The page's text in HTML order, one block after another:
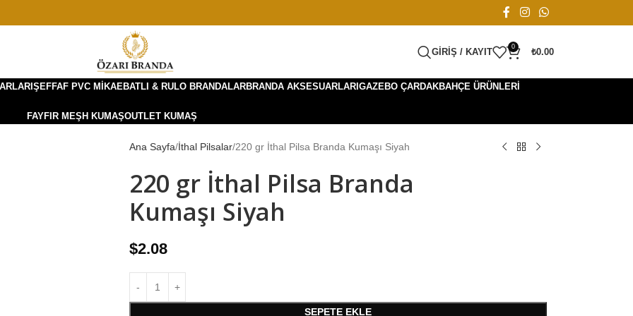
GIRIŞ / KAYIT
0
₺0.00
ŞEFFAF PVC MIKAEBATLI & RULO BRANDALARBRANDA AKSESUARLARIGAZEBO ÇARDAKBAHÇE ÜRÜNLERI
FAYFIR MEŞH KUMAŞOUTLET KUMAŞ
Ana Sayfa İthal Pilsalar 220 gr İthal Pilsa Branda Kumaşı Siyah
220 gr İthal Pilsa Branda
Kumaşı Siyah
$2.08
SEPETE EKLE